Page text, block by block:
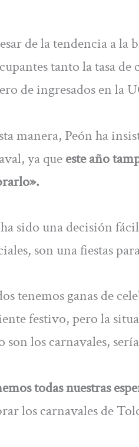
de la tendencia a la
tanto la tasa
de ingresados en la
manera, Peón ha
ya queeste año
sido una decisión
son una fiestas
tenemos ganas de
festivo, pero la
son los carnavales,
todas nuestras
los carnavales de